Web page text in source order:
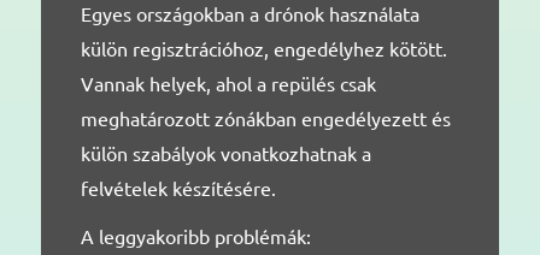
Egyes országokban a drónok használata
külön regisztrációhoz, engedélyhez kötött.
Vannak helyek, ahol a repülés csak
meghatározott zónákban engedélyezett és
külön szabályok vonatkozhatnak a
felvételek készítésére.
A leggyakoribb problémák: